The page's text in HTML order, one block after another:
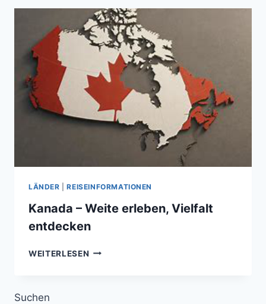
LÄNDER |REISEINFORMATIONEN
Kanada – Weite erleben, Vielfalt
entdecken
WEITERLESEN KANADA
Suchen